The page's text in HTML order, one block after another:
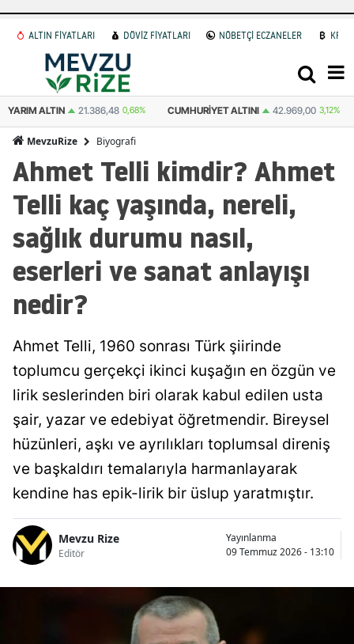
ALTIN FİYATLARI DÖVİZ FİYATLARI NÖBETÇİ ECZANELER
YARIM ALTIN 21.386,48 0,68% CUMHURIYET ALTINI 42.969,00 3,12%
MevzuRize Biyografi
Ahmet Telli kimdir? Ahmet
Telli kaç yaşında, nereli,
sağlık durumu nasıl,
eserleri ve sanat anlayışı
nedir?
Ahmet Telli, 1960 sonrası Türk şiirinde
toplumcu gerçekçi ikinci kuşağın en özgün ve
lirik seslerinden biri olarak kabul edilen usta
şair, yazar ve edebiyat öğretmendir. Bireysel
hüzünleri, aşkı ve ayrılıkları toplumsal direniş
ve başkaldırı temalarıyla harmanlayarak
kendine has epik-lirik bir üslup yaratmıştır.
Mevzu Rize
Editör
Yayınlanma
09 Temmuz 2026 - 13:10